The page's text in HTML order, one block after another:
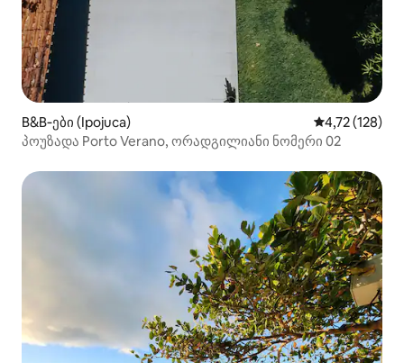
B&B‑ები (Ipojuca) საშუალო
4,72 (128)
პოუზადა Porto Verano, ორადგილიანი ნომერი 02